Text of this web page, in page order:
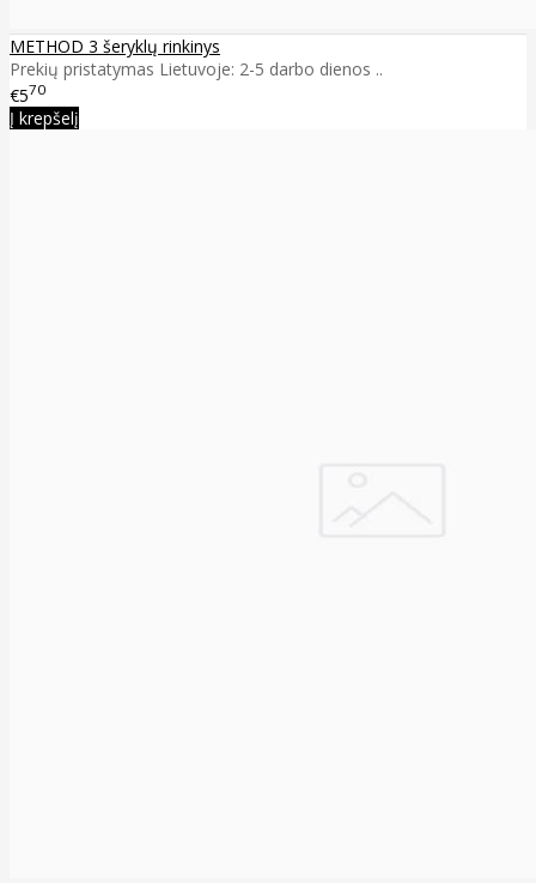
METHOD 3 šeryklų rinkinys
Prekių pristatymas Lietuvoje: 2-5 darbo dienos ..
€570
Į krepšelį